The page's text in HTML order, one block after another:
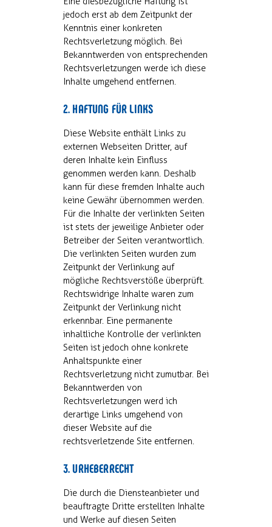
jedoch erst ab dem Zeitpunkt der
Kenntnis einer konkreten
Rechtsverletzung möglich. Bei
Bekanntwerden von entsprechenden
Rechtsverletzungen werde ich diese
Inhalte umgehend entfernen.
2. HAFTUNG FÜR LINKS
Diese Website enthält Links zu
externen Webseiten Dritter, auf
deren Inhalte kein Einfluss
genommen werden kann. Deshalb
kann für diese fremden Inhalte auch
keine Gewähr übernommen werden.
Für die Inhalte der verlinkten Seiten
ist stets der jeweilige Anbieter oder
Betreiber der Seiten verantwortlich.
Die verlinkten Seiten wurden zum
Zeitpunkt der Verlinkung auf
mögliche Rechtsverstöße überprüft.
Rechtswidrige Inhalte waren zum
Zeitpunkt der Verlinkung nicht
erkennbar. Eine permanente
inhaltliche Kontrolle der verlinkten
Seiten ist jedoch ohne konkrete
Anhaltspunkte einer
Rechtsverletzung nicht zumutbar. Bei
Bekanntwerden von
Rechtsverletzungen werd ich
derartige Links umgehend von
dieser Website auf die
rechtsverletzende Site entfernen.
3. URHEBERRECHT
Die durch die Diensteanbieter und
beauftragte Dritte erstellten Inhalte
und Werke auf diesen Seiten